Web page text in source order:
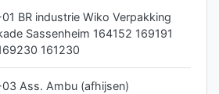
01 BR industrie Wiko Verpakking
Sassenheim 164152 169191
161230
03 Ass. Ambu (afhijsen)